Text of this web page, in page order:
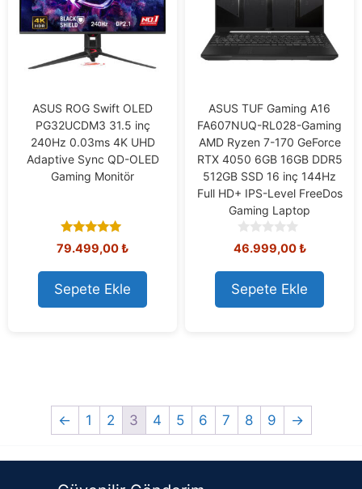
ASUS ROG Swift OLED
PG32UCDM3 31.5 inç
240Hz 0.03ms 4K UHD
Adaptive Sync QD-OLED
Gaming Monitör
5.00
out of 5
79.499,00₺
Sepete Ekle
ASUS TUF Gaming A16
FA607NUQ-RL028-Gaming
AMD Ryzen 7-170 GeForce
RTX 4050 6GB 16GB DDR5
512GB SSD 16 inç 144Hz
Full HD+ IPS-Level FreeDos
Gaming Laptop
0
o
u
t
o
f
46.999,00₺
Sepete Ekle
← 1 2 3 4 5 6 7 8 9 →